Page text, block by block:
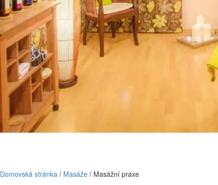
Domovská stránka / Masáže / Masážní praxe